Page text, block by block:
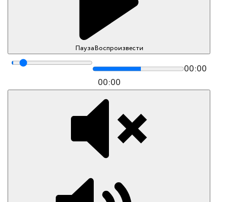
ПаузаВоспроизвести
00:00
00:00